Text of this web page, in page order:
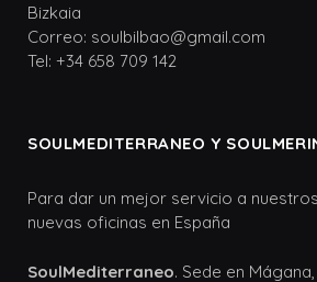
Bizkaia
Correo: soulbilbao@gmail.com
Tel: +34 658 709 142
SOULMEDITERRANEO Y
Para dar un mejor servicio a
nuevas oficinas en España
SoulMediterraneo. Sede en